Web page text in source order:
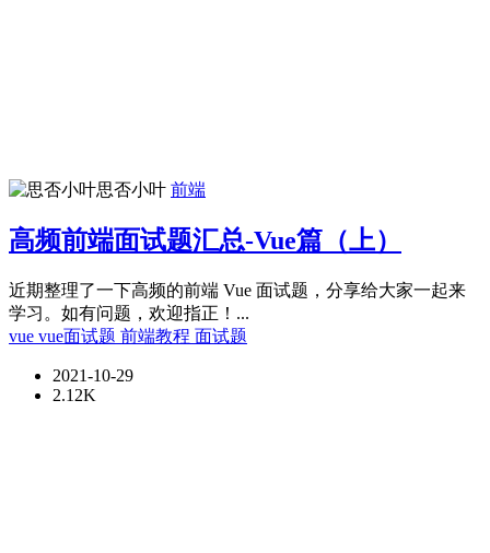
思否小叶 前端
高频前端面试题汇总-Vue篇（上）
近期整理了一下高频的前端 Vue 面试题，分享给大家一起来
学习。如有问题，欢迎指正！...
vue vue面试题 前端教程 面试题
2021-10-29
2.12K